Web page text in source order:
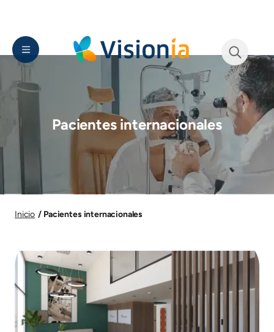
Imagen
Pacientes internacionales
Inicio Pacientes internacionales